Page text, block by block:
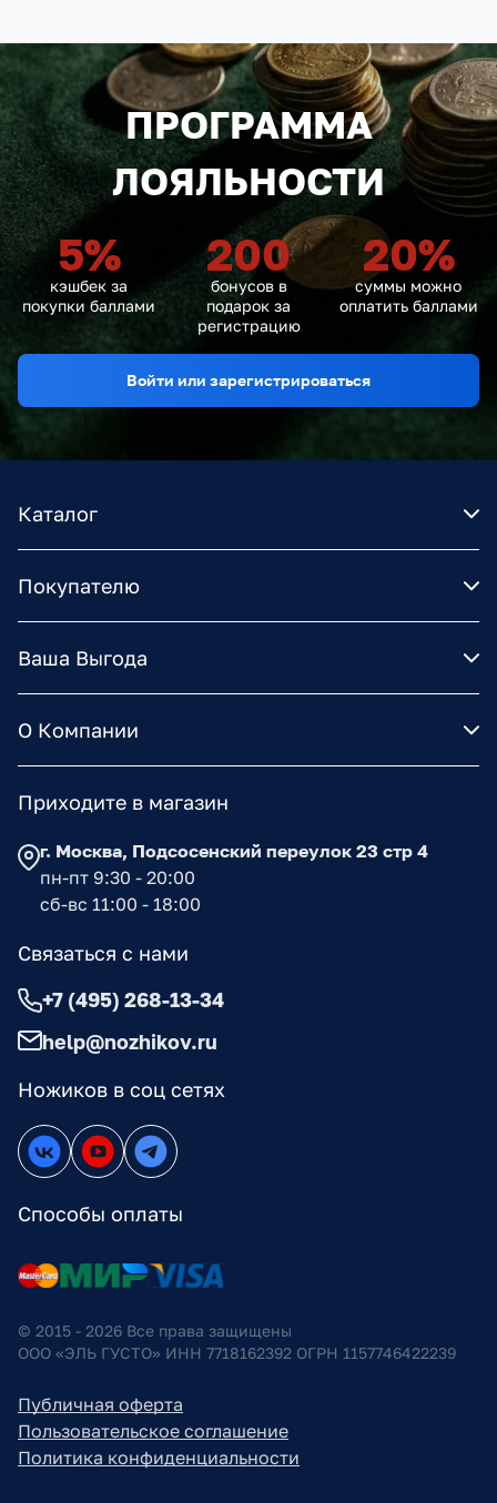
ПРОГРАММА
ЛОЯЛЬНОСТИ
5%
кэшбек за
покупки баллами
200
бонусов в
подарок за
регистрацию
20%
суммы можно
оплатить баллами
Войти или зарегистрироваться
Каталог
Покупателю
Ваша Выгода
О Компании
Ножиков в соц сетях
Способы оплаты
Приходите в магазин
г. Москва, Подсосенский переулок 23 стр 4
пн-пт 9:30 - 20:00
сб-вс 11:00 - 18:00
Связаться с нами
+7 (495) 268-13-34
help@nozhikov.ru
© 2015 - 2026 Все права защищены
ООО «ЭЛЬ ГУСТО» ИНН 7718162392 ОГРН 1157746422239
Публичная оферта
Пользовательское соглашение
Политика конфиденциальности